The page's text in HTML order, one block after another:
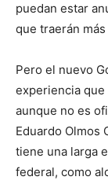
puedan estar
que traerán
Pero el nuevo
experiencia que
aunque no es
Eduardo Olmos
tiene una larga
federal, como